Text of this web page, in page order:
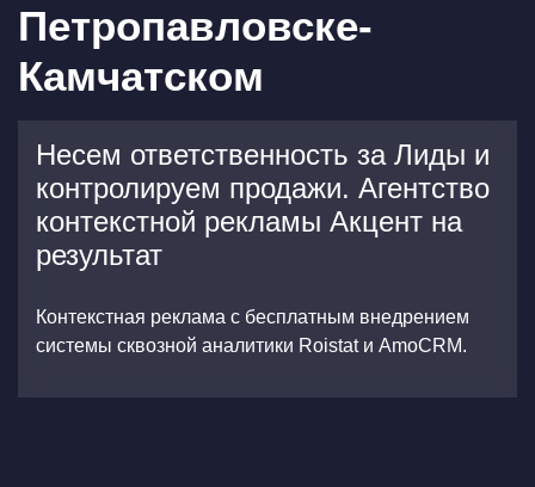
Петропавловске-
Камчатском
Несем ответственность за Лиды и
контролируем продажи. Агентство
контекстной рекламы Акцент на
результат
Контекстная реклама с бесплатным внедрением
системы сквозной аналитики Roistat и AmoCRM.